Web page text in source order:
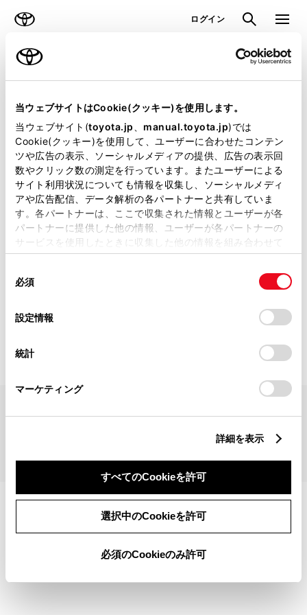
当ウェブサイトはCookie(クッキー)を使用します。
当ウェブサイト(toyota.jp manual.toyota.jp)では
Cookie(クッキー)を使用して、ユーザーに合わせたコンテン
ツや広告の表示、ソーシャルメディアの提供、広告の表示回
数やクリック数の測定を行っています。またユーザーによる
サイト利用状況についても情報を収集し、ソーシャルメディ
アや広告配信、データ解析の各パートナーと共有していま
す。各パートナーは、ここで収集された情報とユーザーが各
パートナーに提供した他の情報、ユーザーが各パートナーの
サービスを使用したときに収集した他の情報を組み合わせて
使用することがあります。当ウェブサイトの使用を続行する
デバイスにすべてのCookie(クッキー)が保存されることに同
意したことになります。Cookie(クッキー)のオプトアウト、
設定の変更、同意を撤回したりするにあたっては、当社の
「Cookie（クッキー）情報の取り扱いについて
」をご覧くだ
必須
設定情報
統計
マーケティング
詳細を表示
すべてのCookieを許可
選択中のCookieを許可
必須のCookieのみ許可
ログイン 検索 メニュ
ラインアップ トピックス
見積りシミュレーション
見積りシミュレーションのデータが
正常に取得できませんでした。
詳しくは販売店までお問合せくださ
い。
（2-7-4）
見積りシミュレーショントップへ
TOYOTAアカウント利用規約反社会的勢力に対する基本方針企業情報
©1995-2026 TOYOTA MOTOR CORPORATION. ALL RIGHTS RESERVED.